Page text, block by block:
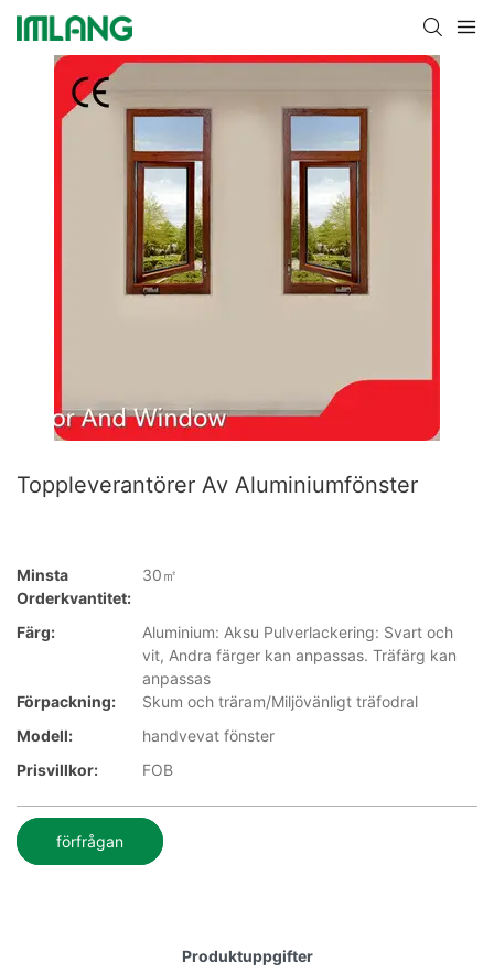
Toppleverantörer Av Aluminiumfönster
Minsta
Orderkvantitet:
30㎡
Färg:
Aluminium: Aksu Pulverlackering: Svart och
vit, Andra färger kan anpassas. Träfärg kan
anpassas
Förpackning:
Skum och träram/Miljövänligt träfodral
Modell:
handvevat fönster
Prisvillkor:
FOB
förfrågan
Produktuppgifter